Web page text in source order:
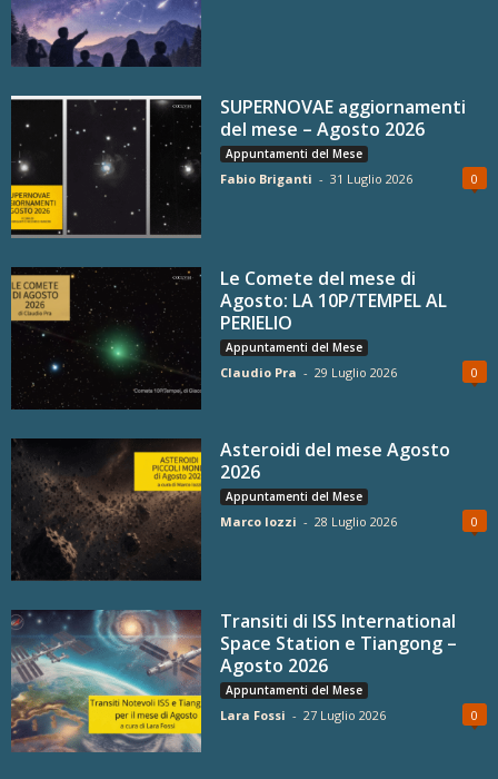
SUPERNOVAE aggiornamenti
del mese – Agosto 2026
Appuntamenti del Mese
Fabio Briganti - 31 Luglio 2026 0
Le Comete del mese di
Agosto: LA 10P/TEMPEL AL
PERIELIO
Appuntamenti del Mese
Claudio Pra - 29 Luglio 2026 0
Asteroidi del mese Agosto
2026
Appuntamenti del Mese
Marco Iozzi - 28 Luglio 2026 0
Transiti di ISS International
Space Station e Tiangong –
Agosto 2026
Appuntamenti del Mese
Lara Fossi - 27 Luglio 2026 0